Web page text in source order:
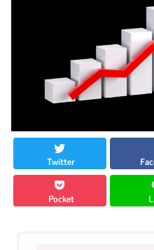
Twitter
Pocket